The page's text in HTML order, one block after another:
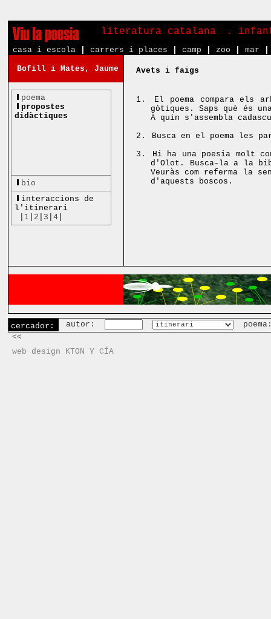
literatura catalana .
casa i escola carrers i places camp zoo mar
Bofill i Mates, Jaume
poema
propostes
didàctiques
bio
interaccions de
l'itinerari
1 2 3 |4
Avets i faigs
1.
El poema compara
gòtiques. Saps què és
A quin s'assembla
2.
Busca en el poema les
3.
Hi ha una poesia molt
d'Olot. Busca-la a la
Veuràs com referma la
d'aquests boscos.
cercador: autor:
<<
web design KTON Y CÍA